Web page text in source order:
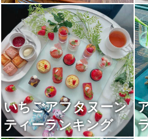
いちごアフタヌーン
ティーランキング